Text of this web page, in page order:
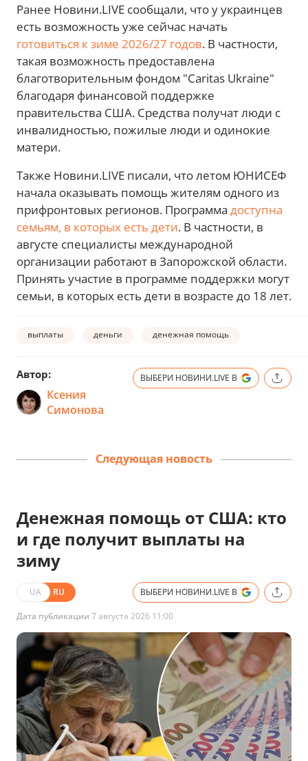
Ранее Новини.LIVE сообщали, что у украинцев
есть возможность уже сейчас начать
готовиться к зиме 2026/27 годов. В частности,
такая возможность предоставлена
благотворительным фондом "Caritas Ukraine"
благодаря финансовой поддержке
правительства США. Средства получат люди с
инвалидностью, пожилые люди и одинокие
матери.
Также Новини.LIVE писали, что летом ЮНИСЕФ
начала оказывать помощь жителям одного из
прифронтовых регионов. Программа доступна
семьям, в которых есть дети. В частности, в
августе специалисты международной
организации работают в Запорожской области.
Принять участие в программе поддержки могут
семьи, в которых есть дети в возрасте до 18 лет.
выплаты деньги денежная помощь
Автор:
Ксения
Симонова
ВЫБЕРИ НОВИНИ.LIVE В
Следующая новость
Денежная помощь от США: кто
и где получит выплаты на
зиму
UA RU ВЫБЕРИ НОВИНИ.LIVE В
Дата публикации 7 августа 2026 11:00